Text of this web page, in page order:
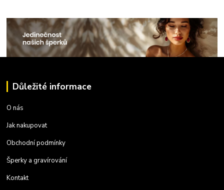
Důležité informace
O nás
Jak nakupovat
Obchodní podmínky
Šperky a gravírování
Kontakt